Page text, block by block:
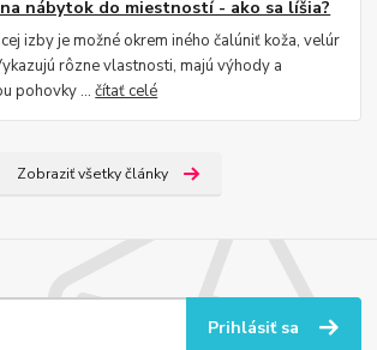
nábytok do miestností - ako sa líšia?
izby je možné okrem iného čalúniť koža, velúr
rôzne vlastnosti, majú výhody a
pohovky ...čítať celé
Zobraziť všetky články
Prihlásiť sa